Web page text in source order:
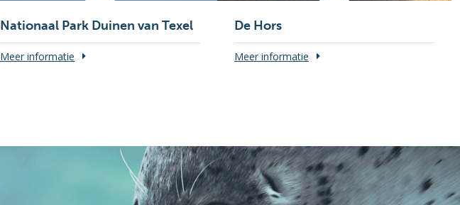
Nationaal Park Duinen van Texel
Meer informatie
De Hors
Meer informatie